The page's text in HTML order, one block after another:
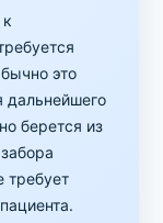
это
дальнейшего
берется из
требует